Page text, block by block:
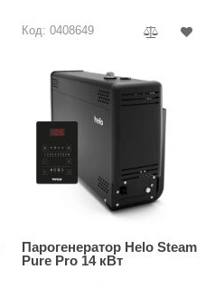
Код: 0408649
Парогенератор Helo Steam
Pure Pro 14 кВт